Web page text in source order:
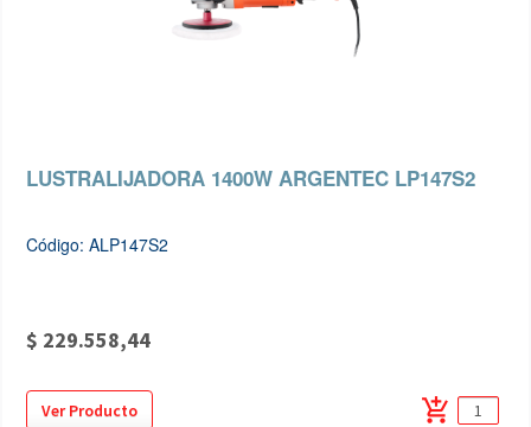
LUSTRALIJADORA 1400W ARGENTEC LP147S2
Código: ALP147S2
$ 229.558,44
Ver Producto add_shopping_cart